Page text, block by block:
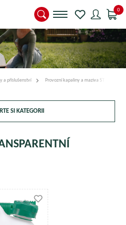
0
a příslušenství Provozní kapaliny a maziva STIHL
SI KATEGORII